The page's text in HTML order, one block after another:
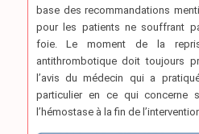
base des recommandations
pour les patients ne souffrant
foie. Le moment de la
antithrombotique doit toujours
l’avis du médecin qui a
particulier en ce qui concerne
l’hémostase à la fin de